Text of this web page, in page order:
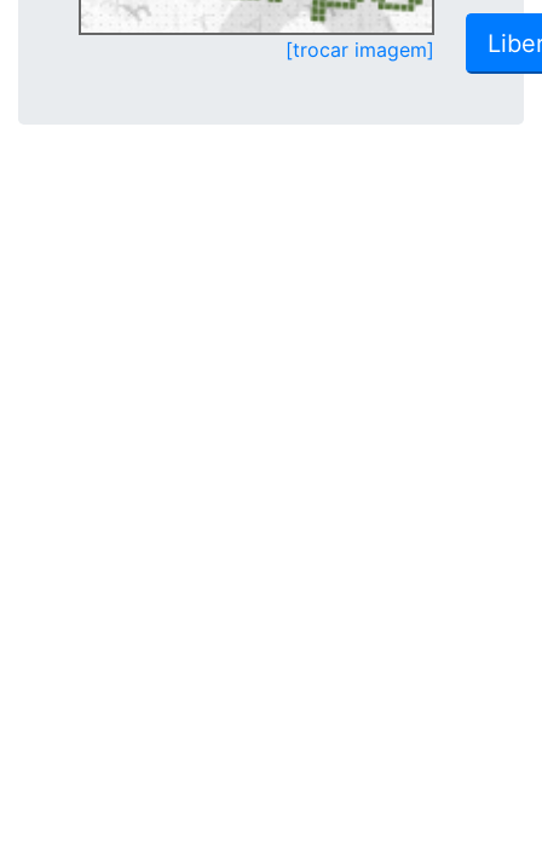
[trocar imagem]